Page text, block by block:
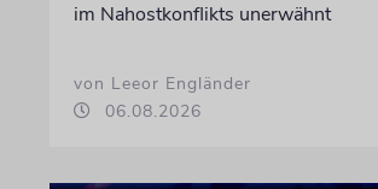
im Nahostkonflikts unerwähnt
von Leeor Engländer
06.08.2026